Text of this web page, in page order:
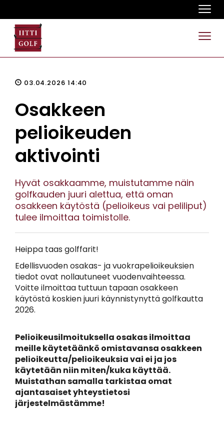
03.04.2026 14:40
Osakkeen
pelioikeuden
aktivointi
Hyvät osakkaamme, muistutamme näin
golfkauden juuri alettua, että oman
osakkeen käytöstä (pelioikeus vai peliliput)
tulee ilmoittaa toimistolle.
Heippa taas golffarit!
Edellisvuoden osakas- ja vuokrapelioikeuksien
tiedot ovat nollautuneet vuodenvaihteessa.
Voitte ilmoittaa tuttuun tapaan osakkeen
käytöstä koskien juuri käynnistynyttä golfkautta
2026.
Pelioikeusilmoituksella osakas ilmoittaa
meille käytetäänkö omistavansa osakkeen
pelioikeutta/pelioikeuksia vai ei ja jos
käytetään niin miten/kuka käyttää.
Muistathan samalla tarkistaa omat
ajantasaiset yhteystietosi
järjestelmästämme!